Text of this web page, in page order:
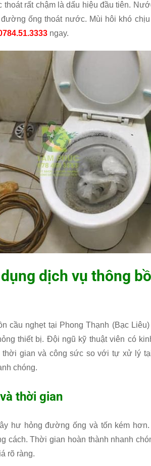
thoát rất chậm là dấu hiệu đầu tiên.
ống thoát nước. Mùi hôi khó
ngay.
dịch vụ thông
cầu nghẹt tại Phong Thạnh (Bạc
thiết bị. Đội ngũ kỹ thuật viên có
thời gian và công sức so với tự xử lý
chóng.
thời gian
hư hỏng đường ống và tốn kém
cách. Thời gian hoàn thành nhanh
rõ ràng.